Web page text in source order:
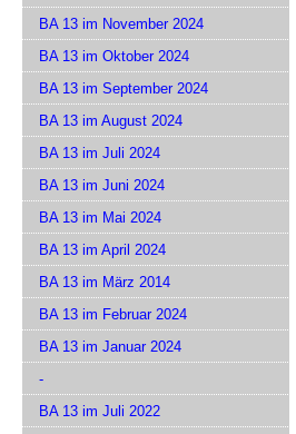
BA 13 im November 2024
BA 13 im Oktober 2024
BA 13 im September 2024
BA 13 im August 2024
BA 13 im Juli 2024
BA 13 im Juni 2024
BA 13 im Mai 2024
BA 13 im April 2024
BA 13 im März 2014
BA 13 im Februar 2024
BA 13 im Januar 2024
-
BA 13 im Juli 2022